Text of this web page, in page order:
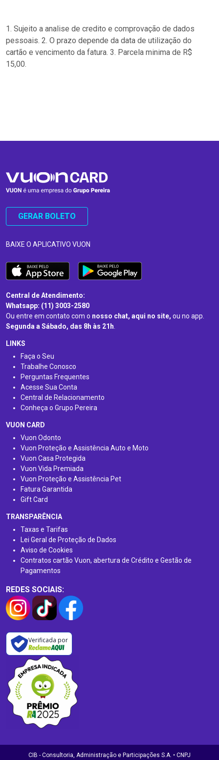
1. Sujeito a analise de credito e comprovação de dados
pessoais. 2. O prazo depende da data de utilização do
cartão e vencimento da fatura. 3. Parcela minima de R$
15,00.
GERAR BOLETO
BAIXE O APLICATIVO VUON
Central de Atendimento:
Whatsapp: (11) 3003-2580
Ou entre em contato com o nosso chat, aqui no site, ou no app.
Segunda a Sábado, das 8h às 21h.
LINKS
Faça o Seu
Trabalhe Conosco
Perguntas Frequentes
Acesse Sua Conta
Central de Relacionamento
Conheça o Grupo Pereira
VUON CARD
Vuon Odonto
Vuon Proteção e Assistência Auto e Moto
Vuon Casa Protegida
Vuon Vida Premiada
Vuon Proteção e Assistência Pet
Fatura Garantida
Gift Card
TRANSPARÊNCIA
Taxas e Tarifas
Lei Geral de Proteção de Dados
Aviso de Cookies
Contratos cartão Vuon, abertura de Crédito e Gestão de
Pagamentos
REDES SOCIAIS:
Verificada por
CIB - Consultoria, Administração e Participações S.A. • CNPJ